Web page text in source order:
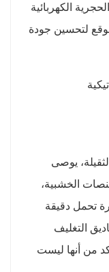
الكهربائية
لتحسين جودة
يوصى
الخشبية،
تحمل دقيقة
التغليف
من أنها ليست